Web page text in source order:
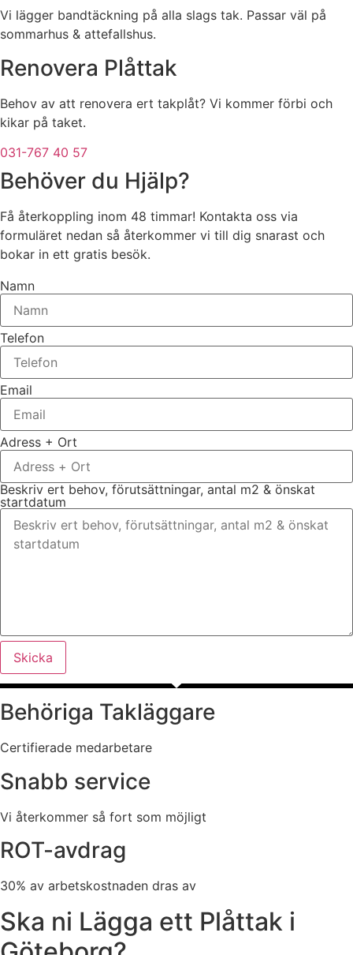
Vi lägger bandtäckning på alla slags tak. Passar väl på
sommarhus & attefallshus.
Renovera Plåttak
Behov av att renovera ert takplåt? Vi kommer förbi och
kikar på taket.
031-767 40 57
Behöver du Hjälp?
Få återkoppling inom 48 timmar! Kontakta oss via
formuläret nedan så återkommer vi till dig snarast och
bokar in ett gratis besök.
Namn
Telefon
Email
Adress + Ort
Beskriv ert behov, förutsättningar, antal m2 & önskat
startdatum
Skicka
Behöriga Takläggare
Certifierade medarbetare
Snabb service
Vi återkommer så fort som möjligt
ROT-avdrag
30% av arbetskostnaden dras av
Ska ni Lägga ett Plåttak i